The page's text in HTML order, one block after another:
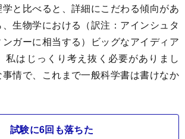
と比べると、詳細にこだわる傾向があ
生物学における（訳注：アインシュタ
ガーに相当する）ビッグなアイディア
私はじっくり考え抜く必要がありまし
情で、これまで一般科学書は書けなか
試験に6回も落ちた